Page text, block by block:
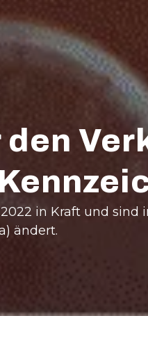
in Kraft und
ändert.